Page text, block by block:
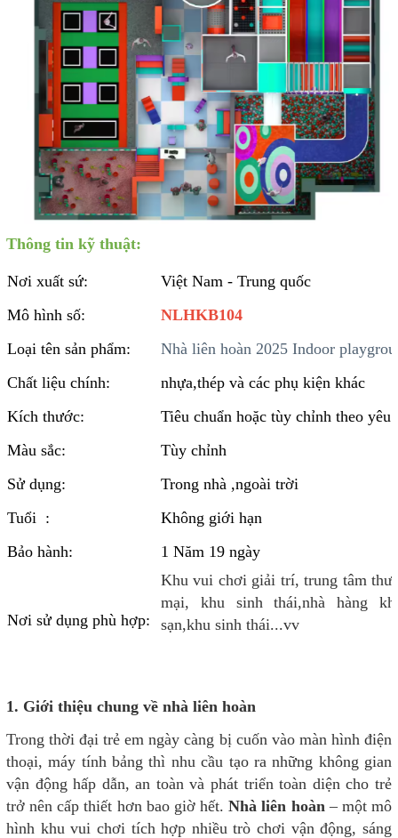
Thông tin kỹ thuật:
Nơi xuất sứ:
Việt Nam - Trung quốc
Mô hình số:
NLHKB104
Loại tên sản phẩm:
Nhà liên hoàn 2025 Indoor
Chất liệu chính:
nhựa,thép và các phụ kiện khác
Kích thước:
Tiêu chuẩn hoặc tùy chỉnh theo yêu
Màu sắc:
Tùy chỉnh
Sử dụng:
Trong nhà ,ngoài trời
Tuổi :
Không giới hạn
Bảo hành:
1 Năm 19 ngày
Nơi sử dụng phù hợp:
Khu vui chơi giải trí, trung tâm
mại, khu sinh thái,nhà hàng
sạn,khu sinh thái...vv
1. Giới thiệu chung về nhà liên hoàn
Trong thời đại trẻ em ngày càng bị cuốn vào màn hình điện
thoại, máy tính bảng thì nhu cầu tạo ra những không gian
vận động hấp dẫn, an toàn và phát triển toàn diện cho trẻ
trở nên cấp thiết hơn bao giờ hết.Nhà liên hoàn – một mô
hình khu vui chơi tích hợp nhiều trò chơi vận động, sáng